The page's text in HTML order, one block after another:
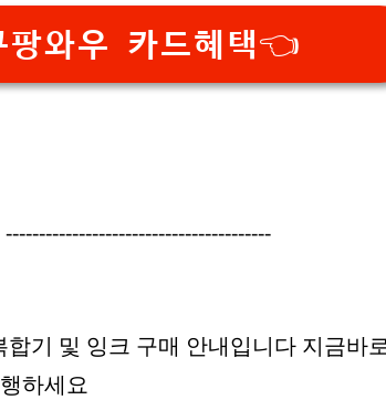
팡와우 카드혜택👈
----------------------------------------
합기 및 잉크 구매 안내입니다 지금바
하세요